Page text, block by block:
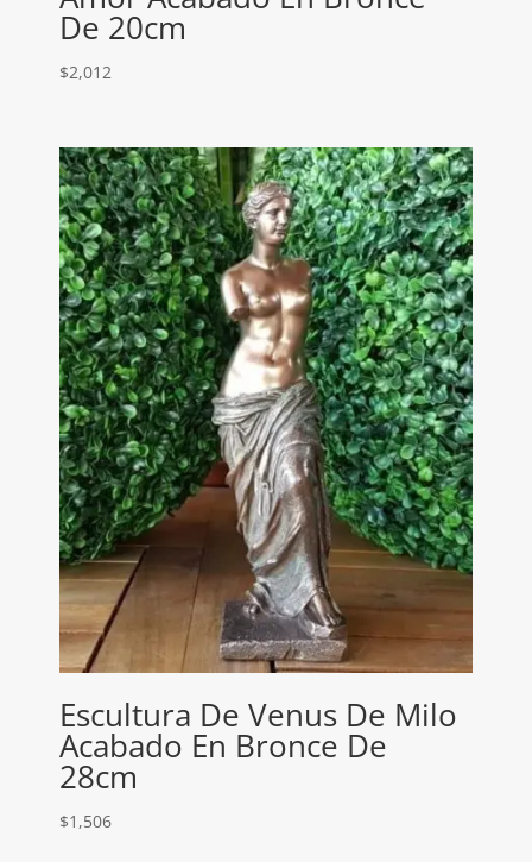
De 20cm
$2,012
Escultura De Venus De Milo
Acabado En Bronce De
28cm
$1,506